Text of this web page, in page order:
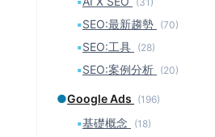
▪SEO:最新趨勢 (70)
▪SEO:工具 (28)
▪SEO:案例分析 (20)
●Google Ads (196)
▪基礎概念 (18)